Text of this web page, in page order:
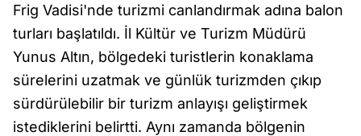
Frig Vadisi'nde turizmi canlandırmak adına balon
turları başlatıldı. İl Kültür ve Turizm Müdürü
Yunus Altın, bölgedeki turistlerin konaklama
sürelerini uzatmak ve günlük turizmden çıkıp
sürdürülebilir bir turizm anlayışı geliştirmek
istediklerini belirtti. Aynı zamanda bölgenin